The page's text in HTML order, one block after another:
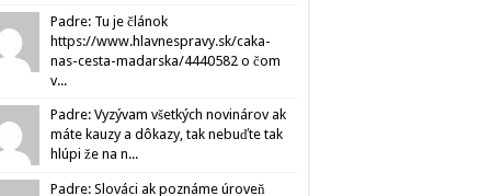
Padre: Tu je článok
https://www.hlavnespravy.sk/caka-
nas-cesta-madarska/4440582 o čom
v...
Padre: Vyzývam všetkých novinárov ak
máte kauzy a dôkazy, tak nebuďte tak
hlúpi že na n...
Padre: Slováci ak poznáme úroveň